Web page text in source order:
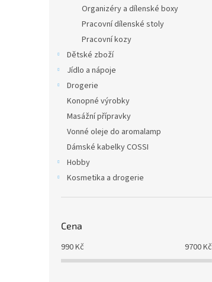
Organizéry a dílenské boxy
Pracovní dílenské stoly
Pracovní kozy
Dětské zboží
Jídlo a nápoje
Drogerie
Konopné výrobky
Masážní přípravky
Vonné oleje do aromalamp
Dámské kabelky COSSI
Hobby
Kosmetika a drogerie
Cena
990Kč 9700Kč